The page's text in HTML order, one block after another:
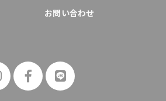
お問い合わせ